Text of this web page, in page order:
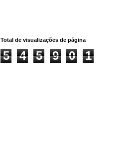
Total de visualizações de página
5 4 5 9 0 1